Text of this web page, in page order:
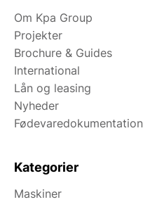
Om Kpa Group
Projekter
Brochure & Guides
International
Lån og leasing
Nyheder
Fødevaredokumentation
Kategorier
Maskiner